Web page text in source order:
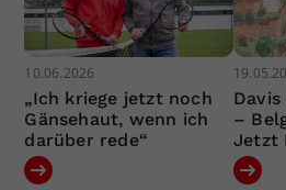
10.06.2026
„Ich kriege jetzt noch
Gänsehaut, wenn ich
darüber rede“
–
Jetzt